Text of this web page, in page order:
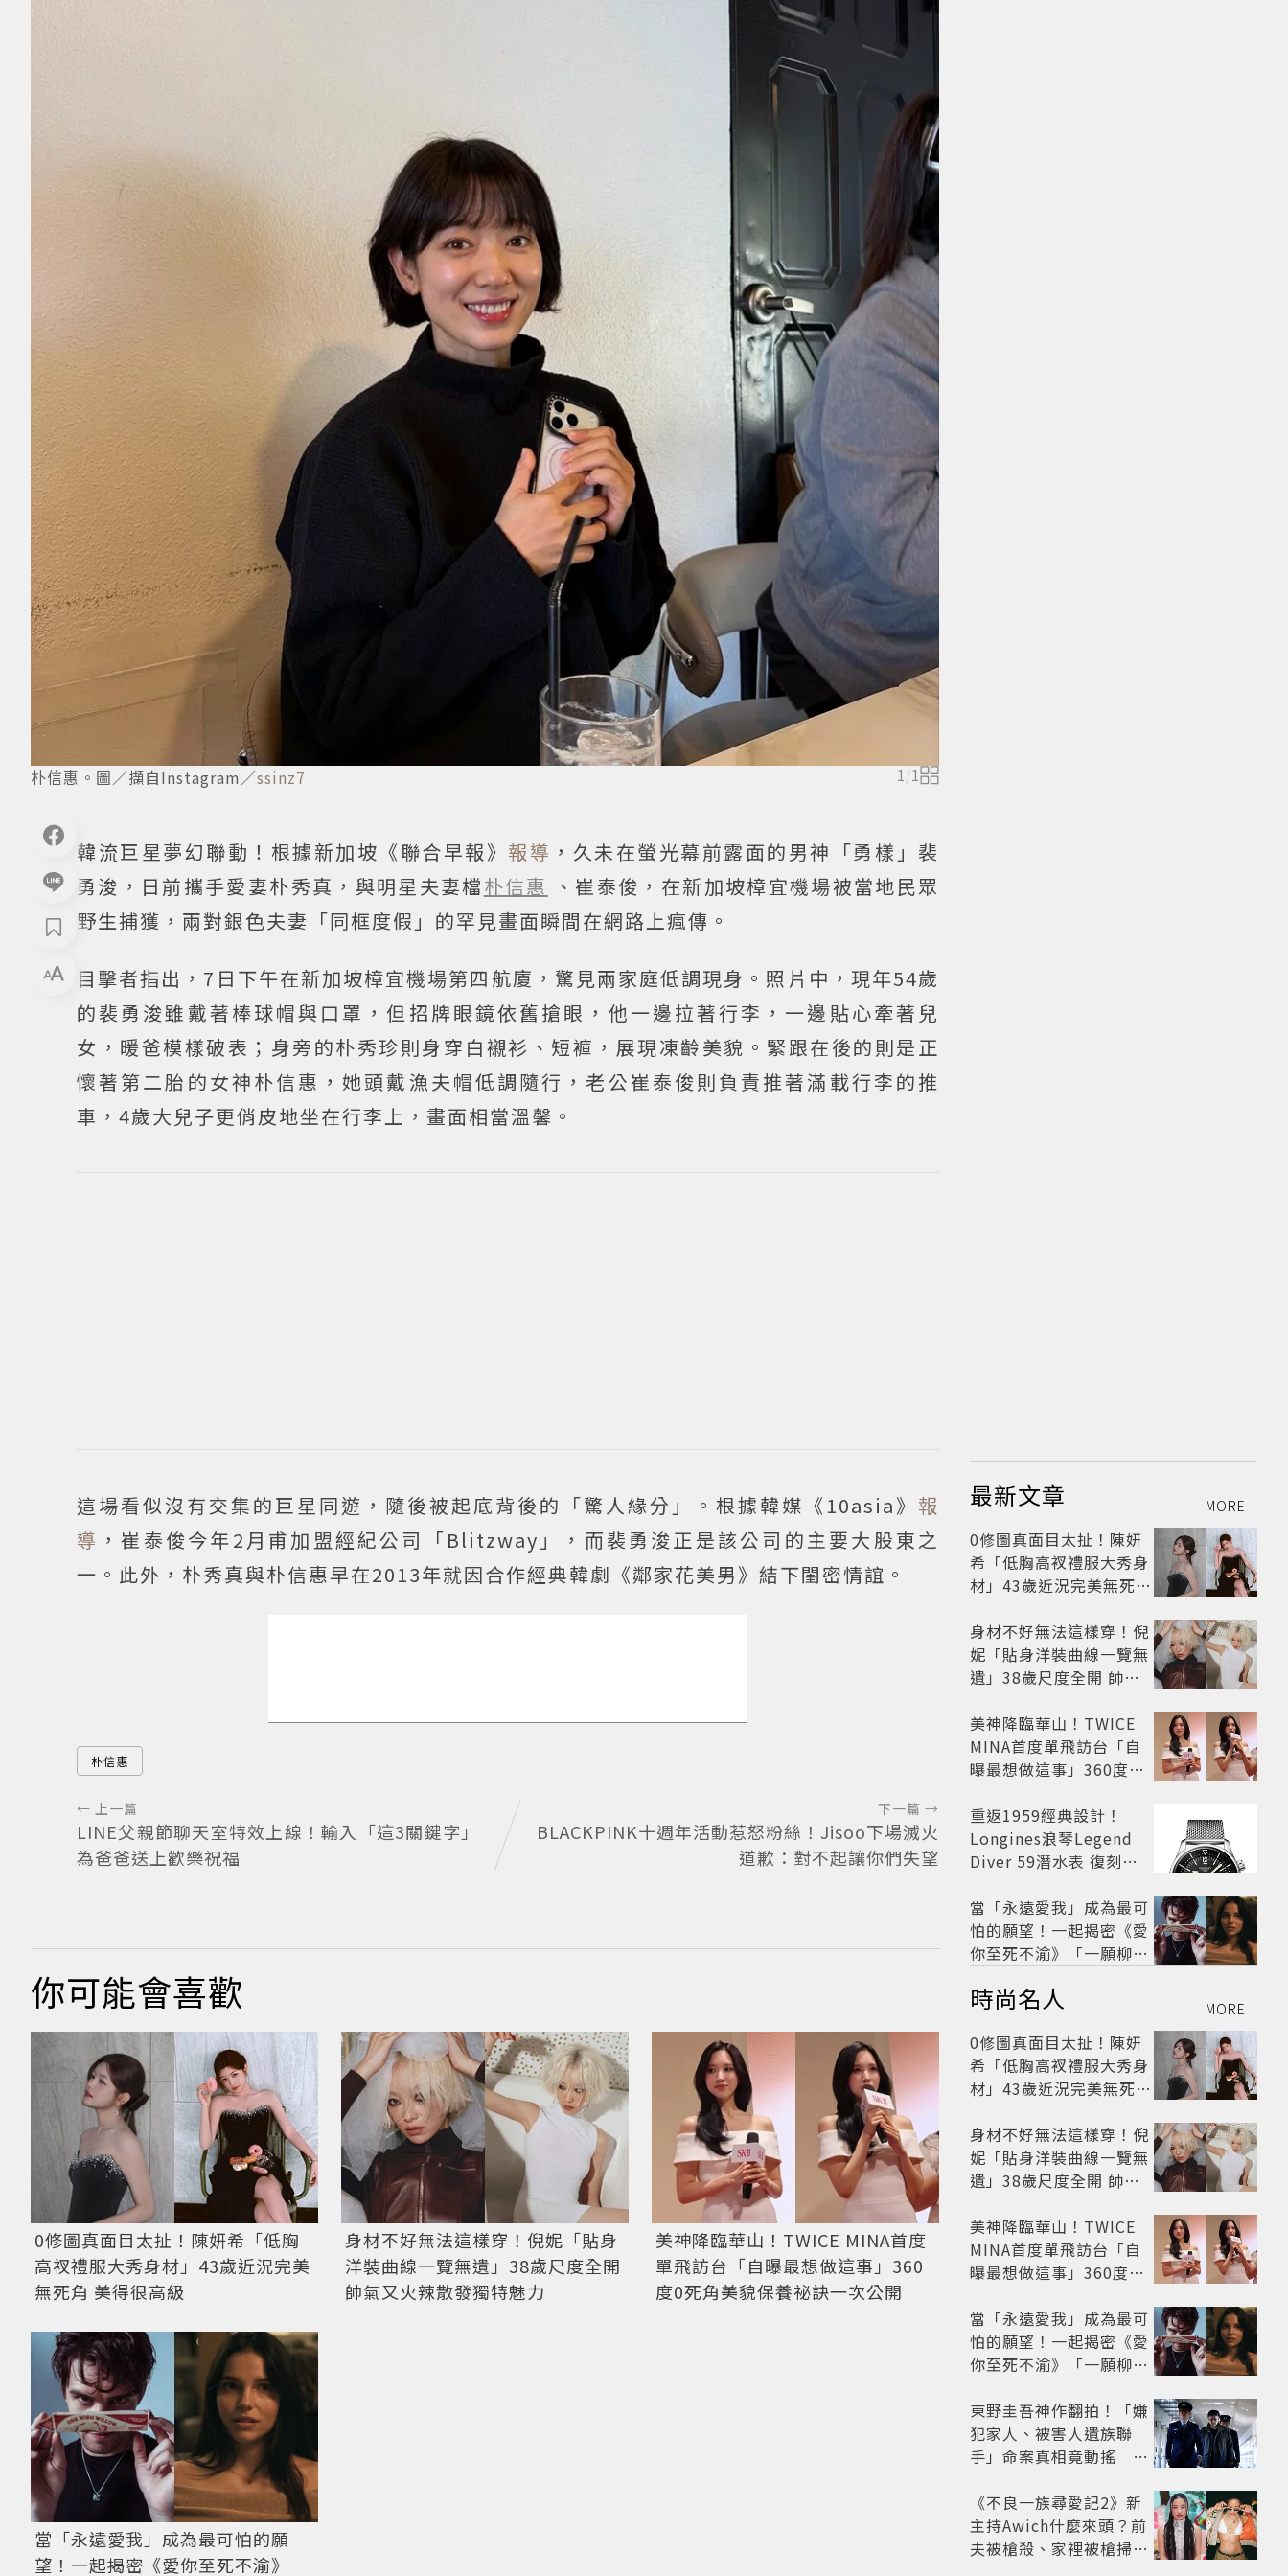
朴信惠。圖／擷自Instagram／ssinz7 1 /1
韓流巨星夢幻聯動！根據新加坡《聯合早報》 報導 ，久未在螢光幕前露面的男神「勇樣」裴
勇浚，日前攜手愛妻朴秀真，與明星夫妻檔朴信惠 、崔泰俊，在新加坡樟宜機場被當地民眾
野生捕獲，兩對銀色夫妻「同框度假」的罕見畫面瞬間在網路上瘋傳。
目擊者指出，7日下午在新加坡樟宜機場第四航廈，驚見兩家庭低調現身。照片中，現年54歲
的裴勇浚雖戴著棒球帽與口罩，但招牌眼鏡依舊搶眼，他一邊拉著行李，一邊貼心牽著兒
女，暖爸模樣破表；身旁的朴秀珍則身穿白襯衫、短褲，展現凍齡美貌。緊跟在後的則是正
懷著第二胎的女神朴信惠，她頭戴漁夫帽低調隨行，老公崔泰俊則負責推著滿載行李的推
車，4歲大兒子更俏皮地坐在行李上，畫面相當溫馨。
這場看似沒有交集的巨星同遊，隨後被起底背後的「驚人緣分」。根據韓媒《10asia》 報
導 ，崔泰俊今年2月甫加盟經紀公司「Blitzway」，而裴勇浚正是該公司的主要大股東之
一。此外，朴秀真與朴信惠早在2013年就因合作經典韓劇《鄰家花美男》結下閨密情誼。
朴信惠
← 上一篇
LINE父親節聊天室特效上線！輸入「這3關鍵字」
為爸爸送上歡樂祝福
下一篇 →
BLACKPINK十週年活動惹怒粉絲！Jisoo下場滅火
道歉：對不起讓你們失望
你可能會喜歡
0修圖真面目太扯！陳妍希「低胸
高衩禮服大秀身材」43歲近況完美
無死角 美得很高級
身材不好無法這樣穿！倪妮「貼身
洋裝曲線一覽無遺」38歲尺度全開
帥氣又火辣散發獨特魅力
美神降臨華山！TWICE MINA首度
單飛訪台「自曝最想做這事」360
度0死角美貌保養祕訣一次公開
當「永遠愛我」成為最可怕的願
望！一起揭密《愛你至死不渝》
最新文章 MORE
0修圖真面目太扯！陳妍
希「低胸高衩禮服大秀身
材」43歲近況完美無死角
身材不好無法這樣穿！倪
妮「貼身洋裝曲線一覽無
遺」38歲尺度全開 帥氣
美神降臨華山！TWICE
MINA首度單飛訪台「自
曝最想做這事」360度0
開
重返1959經典設計！
Longines浪琴Legend
Diver 59潛水表 復刻懷
當「永遠愛我」成為最可
怕的願望！一起揭密《愛
你至死不渝》「一願柳」
路
時尚名人 MORE
0修圖真面目太扯！陳妍
希「低胸高衩禮服大秀身
材」43歲近況完美無死角
身材不好無法這樣穿！倪
妮「貼身洋裝曲線一覽無
遺」38歲尺度全開 帥氣
美神降臨華山！TWICE
MINA首度單飛訪台「自
曝最想做這事」360度0
開
當「永遠愛我」成為最可
怕的願望！一起揭密《愛
你至死不渝》「一願柳」
路
東野圭吾神作翻拍！「嫌
犯家人、被害人遺族聯
手」命案真相竟動搖
框架展開
《不良一族尋愛記2》新
主持Awich什麼來頭？前
夫被槍殺、家裡被槍掃射